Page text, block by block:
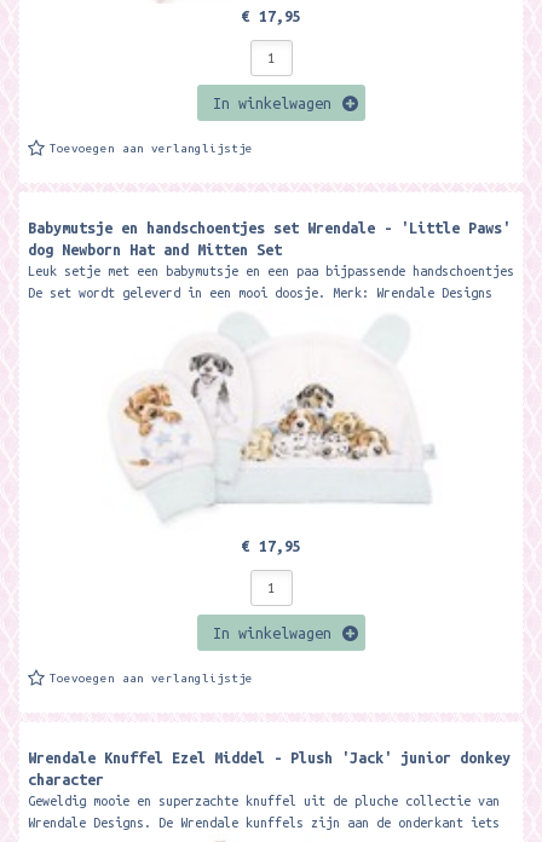
€ 17,95
In winkelwagen
Toevoegen aan verlanglijstje
Babymutsje en handschoentjes set Wrendale - 'Little Paws'
dog Newborn Hat and Mitten Set
Leuk setje met een babymutsje en een paa bijpassende handschoentjes
De set wordt geleverd in een mooi doosje. Merk: Wrendale Designs
€ 17,95
In winkelwagen
Toevoegen aan verlanglijstje
Wrendale Knuffel Ezel Middel - Plush 'Jack' junior donkey
character
Geweldig mooie en superzachte knuffel uit de pluche collectie van
Wrendale Designs. De Wrendale kunffels zijn aan de onderkant iets